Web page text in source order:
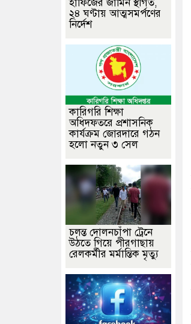
হাফিজের জামিন স্থগিত,
২৪ ঘণ্টায় আত্মসমর্পণের
নির্দেশ
কারিগরি শিক্ষা
অধিদফতরে প্রশাসনিক
কার্যক্রম জোরদারে গঠন
হলো নতুন ৩ সেল
চলন্ত দোলনচাঁপা ট্রেনে
উঠতে গিয়ে পীরগাছায়
রেলকর্মীর মর্মান্তিক মৃত্যু